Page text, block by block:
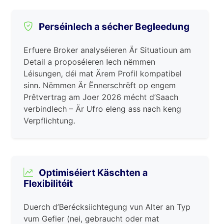
Perséinlech a sécher Begleedung
Erfuere Broker analyséieren Är Situatioun am
Detail a proposéieren Iech nëmmen
Léisungen, déi mat Ärem Profil kompatibel
sinn. Nëmmen Är Ënnerschrëft op engem
Prêtvertrag am Joer 2026 mécht d’Saach
verbindlech – Är Ufro eleng ass nach keng
Verpflichtung.
Optimiséiert Käschten a
Flexibilitéit
Duerch d’Berécksiichtegung vun Alter an Typ
vum Gefier (nei, gebraucht oder mat